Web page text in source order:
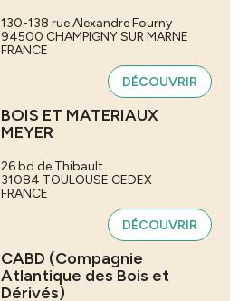
130-138 rue Alexandre Fourny
94500 CHAMPIGNY SUR MARNE
FRANCE
DÉCOUVRIR
BOIS ET MATERIAUX
MEYER
26 bd de Thibault
31084 TOULOUSE CEDEX
FRANCE
DÉCOUVRIR
CABD (Compagnie
Atlantique des Bois et
Dérivés)